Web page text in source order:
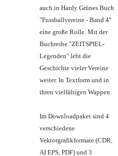
auch in Hardy Grünes Buch
"Fussballvereine - Band 4"
eine große Rolle. Mit der
Buchreihe "ZEITSPIEL-
Legenden" lebt die
Geschichte vieler Vereine
weiter. In Textform und in
ihren vielfältigen Wappen.
Im Downloadpaket sind 4
verschiedene
Vektorgrafikformate (CDR,
AI EPS, PDF) und 3